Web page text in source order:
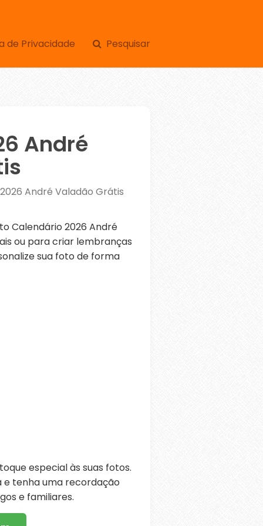
de Privacidade Pesquisar
André
André Valadão Grátis
Calendário 2026 André
ou para criar lembranças
sua foto de forma
especial às suas fotos.
e tenha uma recordação
e familiares.